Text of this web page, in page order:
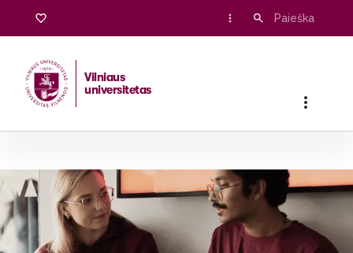
Vilniaus
universitetas